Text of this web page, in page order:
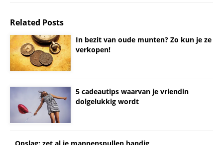
Related Posts
In bezit van oude munten? Zo kun je ze
verkopen!
5 cadeautips waarvan je vriendin
dolgelukkig wordt